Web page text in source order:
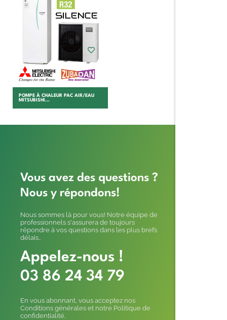
Choisir
POMPE À CHALEUR PAC AIR/EAU
MITSUBISHI...
Vous avez des questions ?
Nous y répondons!
Nous sommes là pour vous! Notre équipe de
professionnels s'assurera de toujours
répondre à vos questions dans les plus brefs
délais..
Appelez-nous !
03 86 24 34 79
En vous abonnant, vous acceptez nos
Conditions générales et notre Politique de
confidentialité,